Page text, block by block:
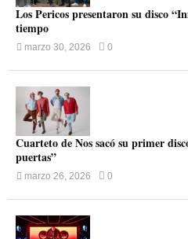
Los Pericos presentaron su disco
tiempo
marzo 30, 2026 0
Cuarteto de Nos sacó su primer
puertas”
marzo 26, 2026 0